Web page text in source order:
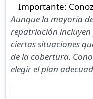
Importante:
Aunque la mayoría
repatriación
ciertas situaciones
de la cobertura.
elegir el plan